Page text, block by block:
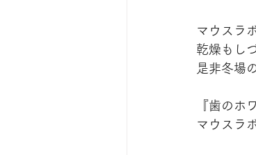
マウスラ
乾燥もし
是非冬場
『歯のホ
マウスラ